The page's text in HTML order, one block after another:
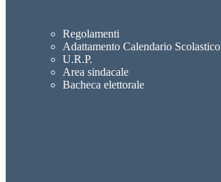
Regolamenti
Adattamento Calendario Scolastico
U.R.P.
Area sindacale
Bacheca elettorale